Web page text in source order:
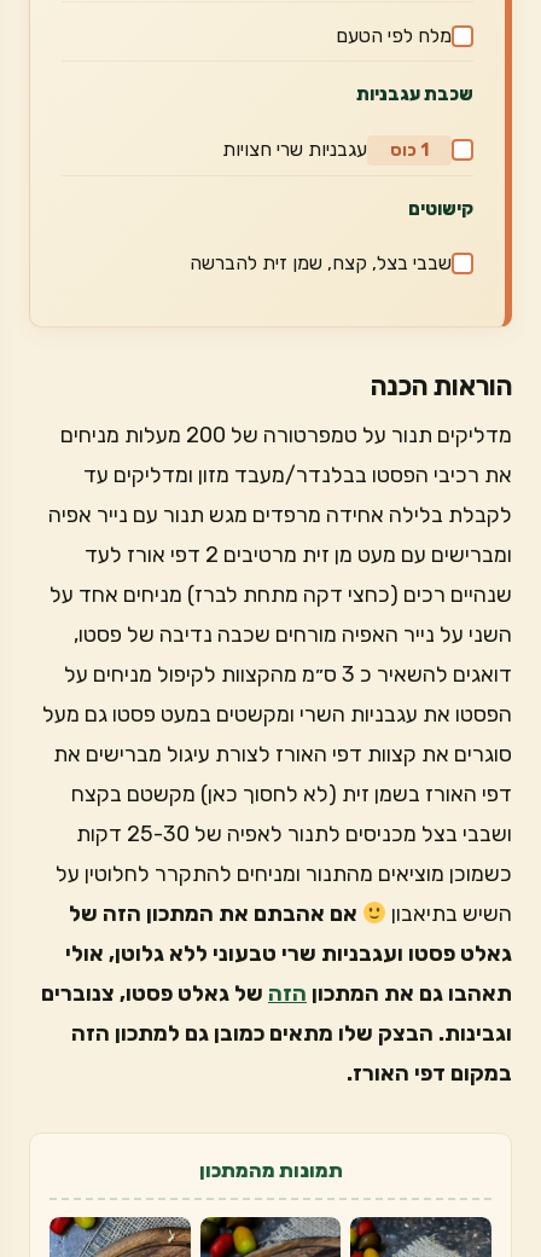
מלח לפי הטעם
שכבת עגבניות
1 כוס עגבניות שרי חצויות
קישוטים
שבבי בצל, קצח, שמן זית להברשה
הוראות הכנה
מדליקים תנור על טמפרטורה של 200 מעלות מניחים
את רכיבי הפסטו בבלנדר/מעבד מזון ומדליקים עד
לקבלת בלילה אחידה מרפדים מגש תנור עם נייר אפיה
ומברישים עם מעט מן זית מרטיבים 2 דפי אורז לעד
שנהיים רכים (כחצי דקה מתחת לברז) מניחים אחד על
השני על נייר האפיה מורחים שכבה נדיבה של פסטו,
דואגים להשאיר כ 3 ס״מ מהקצוות לקיפול מניחים על
הפסטו את עגבניות השרי ומקשטים במעט פסטו גם מעל
סוגרים את קצוות דפי האורז לצורת עיגול מברישים את
דפי האורז בשמן זית (לא לחסוך כאן) מקשטם בקצח
ושבבי בצל מכניסים לתנור לאפיה של 25-30 דקות
כשמוכן מוציאים מהתנור ומניחים להתקרר לחלוטין על
השיש בתיאבון
אם אהבתם את המתכון הזה של
גאלט פסטו ועגבניות שרי טבעוני ללא גלוטן, אולי
תאהבו גם את המתכון הזה של גאלט פסטו, צנוברים
וגבינות. הבצק שלו מתאים כמובן גם למתכון הזה
במקום דפי האורז.
תמונות מהמתכון